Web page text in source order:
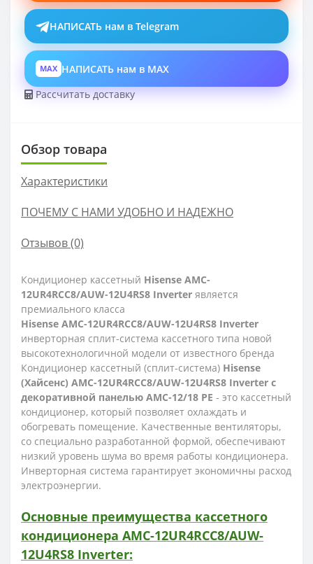
НАПИСАТЬ нам в Telegram
MAX НАПИСАТЬ нам в MAX
Рассчитать доставку
Обзор товара
Характеристики
ПОЧЕМУ С НАМИ УДОБНО И НАДЕЖНО
Отзывов (0)
Кондиционер кассетный Hisense AMC-
12UR4RCC8/AUW-12U4RS8 Inverter является
премиального класса
Hisense AMC-12UR4RCC8/AUW-12U4RS8 Inverter
инверторная сплит-система кассетного типа новой
высокотехнологичной модели от известного бренда
Кондиционер кассетный (сплит-система) Hisense
(Хайсенс) AMC-12UR4RCC8/AUW-12U4RS8 Inverter с
декоративной панелью AMC-12/18 PE - это кассетный
кондиционер, который позволяет охлаждать и
обогревать помещение. Качественные вентиляторы,
со специально разработанной формой, обеспечивают
низкий уровень шума во время работы кондиционера.
Инверторная система гарантирует экономичны расход
электроэнергии.
Основные преимущества кассетного
кондиционера AMC-12UR4RCC8/AUW-
12U4RS8 Inverter: